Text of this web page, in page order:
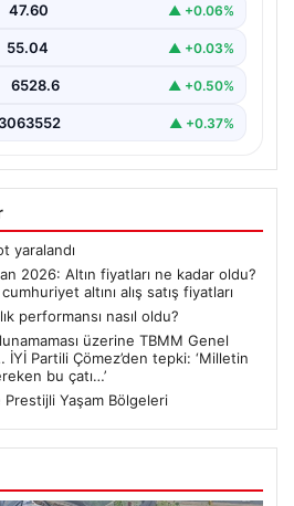
Fiyatları Canlı Takip: Gram,
47.60 ▲ +0.06%
55.04 ▲ +0.03%
6528.6 ▲ +0.50%
3063552 ▲ +0.37%
yaralandı
2026: Altın fiyatları ne kadar oldu?
altını alış satış fiyatları
performansı nasıl oldu?
üzerine TBMM Genel
İYİ Partili Çömez’den tepki: ‘Milletin
bu çatı…’
Prestijli Yaşam Bölgeleri